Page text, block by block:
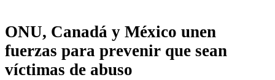
ONU, Canadá y México unen
fuerzas para prevenir que sean
víctimas de abuso